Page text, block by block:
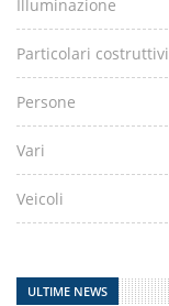
Illuminazione
Particolari costruttivi
Persone
Vari
Veicoli
ULTIME NEWS